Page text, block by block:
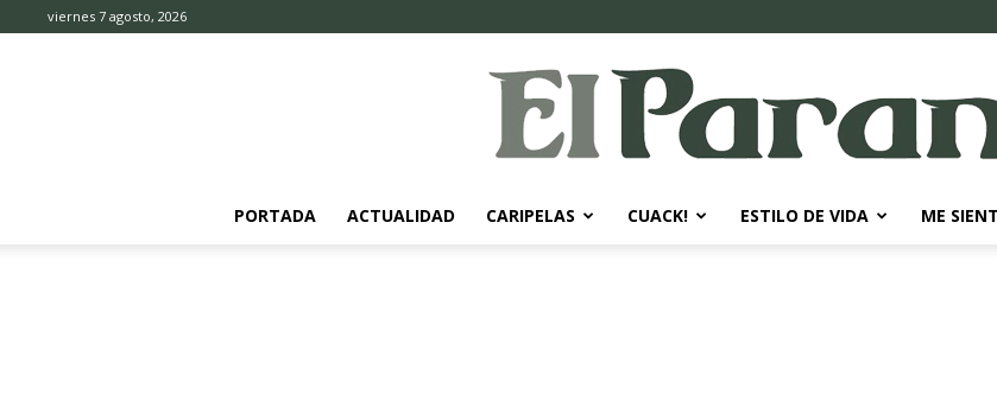
viernes 7 agosto, 2026
PORTADA ACTUALIDAD CARIPELAS CUACK! ESTILO DE VIDA ME